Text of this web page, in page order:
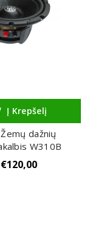
Į Krepšelį
dažnių
W310B
€120,00